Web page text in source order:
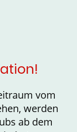
vom
werden
ab dem